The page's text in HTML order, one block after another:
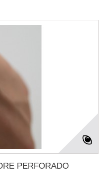
PERFORADO